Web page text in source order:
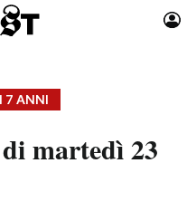
Moda
7 ANNI
martedì 23